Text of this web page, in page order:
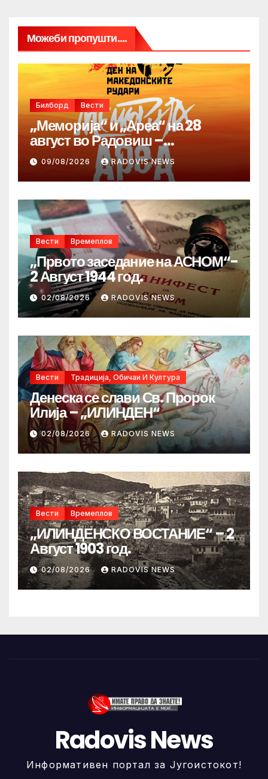
Можеби пропушти....
Билборд Вести
„Меморија“ и „Ареа“ на 28
август во Радовиш –
продолжува традицијата за
Денот на македонските рудари
09/08/2026 RADOVIS NEWS
Вести Времеплов
„Првото заседание на АСНОМ“-
2 Август 1944 год.
02/08/2026 RADOVIS NEWS
Вести Традиција, Обичаи И Култура
Денеска се слави Св. Пророк
Илија – „ИЛИНДЕН“
02/08/2026 RADOVIS NEWS
Вести Времеплов
„ИЛИНДЕНСКО ВОСТАНИЕ“ – 2
Август 1903 год.
02/08/2026 RADOVIS NEWS
Radovis News
Информативен портал за Југоистокот!